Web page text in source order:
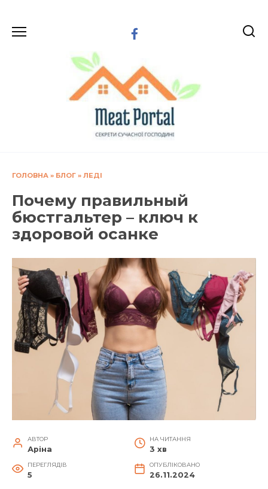
вмісту
ГОЛОВНА » БЛОГ » ЛЕДІ
Почему правильный
бюстгальтер – ключ к
здоровой осанке
АВТОР
Аріна
НА ЧИТАННЯ
3 хв
ПЕРЕГЛЯДІВ
5
ОПУБЛІКОВАНО
26.11.2024